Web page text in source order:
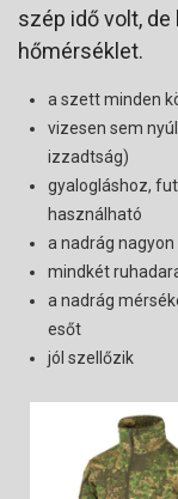
szép idő volt, de
hőmérséklet.
a szett minden
vizesen sem
izzadtság)
gyalogláshoz,
használható
a nadrág
mindkét
a nadrág
esőt
jól szellőzik